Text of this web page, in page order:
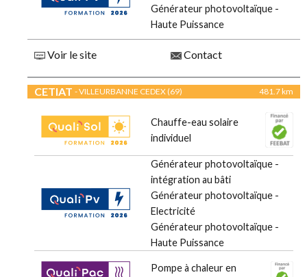
Générateur photovoltaïque -
Haute Puissance
Voir le site Contact
CETIAT - VILLEURBANNE CEDEX (69) 481.7 km
Chauffe-eau solaire
individuel
Générateur photovoltaïque -
intégration au bâti
Générateur photovoltaïque -
Electricité
Générateur photovoltaïque -
Haute Puissance
Pompe à chaleur en